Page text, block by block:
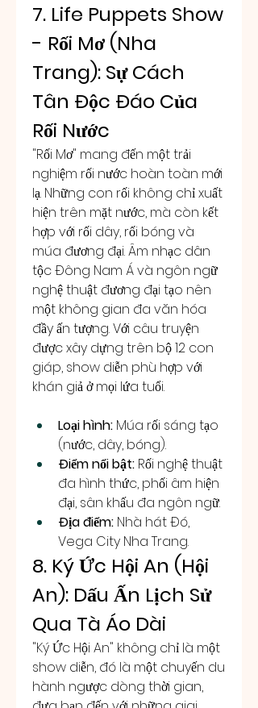
7. Life Puppets Show
- Rối Mơ (Nha
Trang): Sự Cách
Tân Độc Đáo Của
Rối Nước
"Rối Mơ" mang đến một trải
nghiệm rối nước hoàn toàn mới
lạ. Những con rối không chỉ xuất
hiện trên mặt nước, mà còn kết
hợp với rối dây, rối bóng và
múa đương đại. Âm nhạc dân
tộc Đông Nam Á và ngôn ngữ
nghệ thuật đương đại tạo nên
một không gian đa văn hóa
đầy ấn tượng. Với câu truyện
được xây dựng trên bộ 12 con
giáp, show diễn phù hợp với
khán giả ở mọi lứa tuổi.
Loại hình: Múa rối sáng tạo
(nước, dây, bóng).
Điểm nổi bật: Rối nghệ thuật
đa hình thức, phối âm hiện
đại, sân khấu đa ngôn ngữ.
Địa điểm: Nhà hát Đó,
Vega City Nha Trang.
8. Ký Ức Hội An (Hội
An): Dấu Ấn Lịch Sử
Qua Tà Áo Dài
"Ký Ức Hội An" không chỉ là một
show diễn, đó là một chuyến du
hành ngược dòng thời gian,